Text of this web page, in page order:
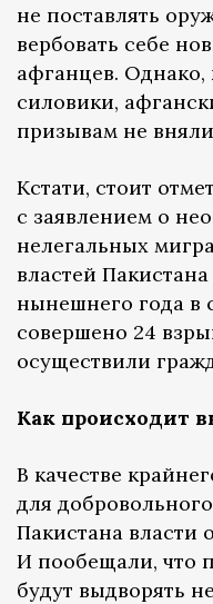
не поставлять
вербовать себе
афганцев. Однако,
силовики,
призывам не
Кстати, стоит
с заявлением о
нелегальных
властей Пакистана
нынешнего года в
совершено 24
осуществили
Как происходит
В качестве
для
Пакистана власти
И пообещали, что
будут выдворять